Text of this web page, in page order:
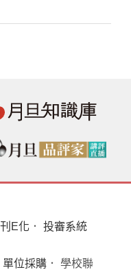
E化 ． 投審系統
單位採購 ． 學校聯